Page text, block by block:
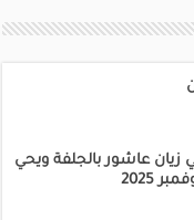
زيان عاشور بالجلفة ويحي